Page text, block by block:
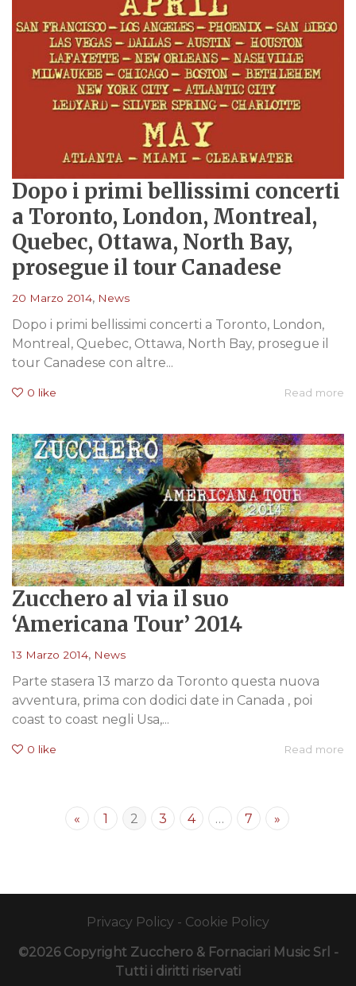
Dopo i primi bellissimi concerti
a Toronto, London, Montreal,
Quebec, Ottawa, North Bay,
prosegue il tour Canadese
20 Marzo 2014, News
Dopo i primi bellissimi concerti a Toronto, London,
Montreal, Quebec, Ottawa, North Bay, prosegue il
tour Canadese con altre...
0 like Read more
Zucchero al via il suo
‘Americana Tour’ 2014
13 Marzo 2014, News
Parte stasera 13 marzo da Toronto questa nuova
avventura, prima con dodici date in Canada , poi
coast to coast negli Usa,...
0 like Read more
« 1 2 3 4 … 7 »
Privacy Policy - Cookie Policy
©2026 Copyright Zucchero & Fornaciari Music Srl -
Tutti i diritti riservati